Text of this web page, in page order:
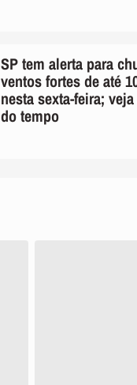
SP tem alerta para
ventos fortes de até
nesta sexta-feira;
do tempo